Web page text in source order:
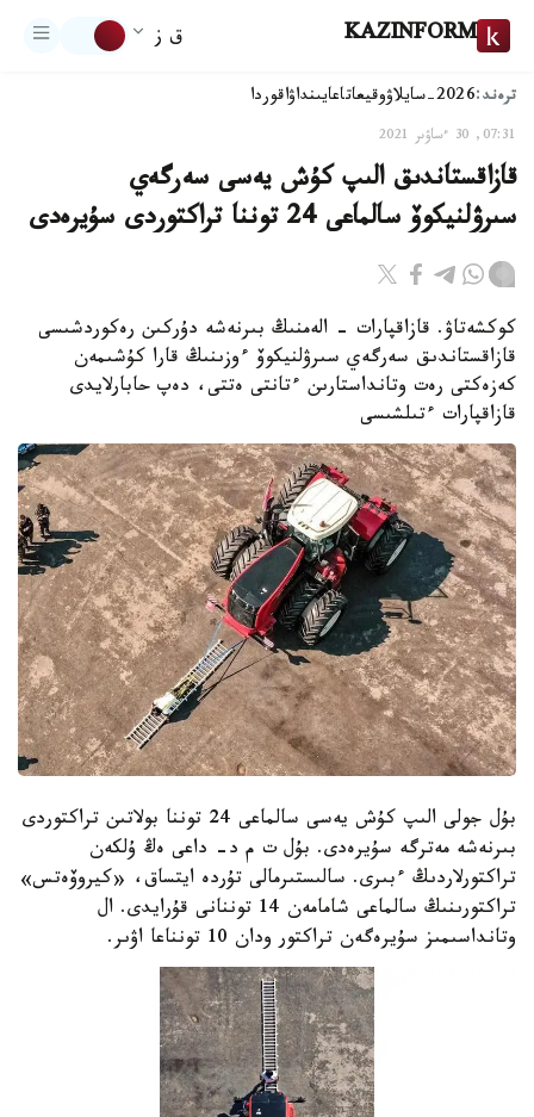
KAZINFORM ق ز
ترەند:2026-سايلاۋ وقيعاتاعايىنداۋاقوردا
07:31, 30 ءساۋىر 2021
قازاقستاندىق الىپ كۇش يەسى سەرگەي
سىرۋلنيكوۆ سالماعى 24 توننا تراكتوردى سۇيرەدى
كوكشەتاۋ. قازاقپارات - الەمنىڭ بىرنەشە دۇركىن رەكوردشىسى
قازاقستاندىق سەرگەي سىرۋلنيكوۆ ءوزىنىڭ قارا كۇشىمەن
كەزەكتى رەت وتانداستارىن ءتانتى ەتتى، دەپ حابارلايدى
قازاقپارات ءتىلشىسى
بۇل جولى الىپ كۇش يەسى سالماعى 24 توننا بولاتىن تراكتوردى
بىرنەشە مەترگە سۇيرەدى. بۇل ت م د- داعى ەڭ ۇلكەن
تراكتورلاردىڭ ءبىرى. سالىستىرمالى تۇردە ايتساق، «كيروۆەتس»
تراكتورىنىڭ سالماعى شامامەن 14 توننانى قۇرايدى. ال
وتانداسىمىز سۇيرەگەن تراكتور ودان 10 تونناعا اۋىر.